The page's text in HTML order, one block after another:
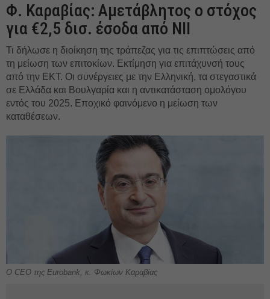
Φ. Καραβίας: Αμετάβλητος ο στόχος
για €2,5 δισ. έσοδα από NII
Τι δήλωσε η διοίκηση της τράπεζας για τις επιπτώσεις από
τη μείωση των επιτοκίων. Εκτίμηση για επιτάχυνσή τους
από την ΕΚΤ. Οι συνέργειες με την Ελληνική, τα στεγαστικά
σε Ελλάδα και Βουλγαρία και η αντικατάσταση ομολόγου
εντός του 2025. Εποχικό φαινόμενο η μείωση των
καταθέσεων.
O CEO της Eurobank, κ. Φωκίων Καραβίας